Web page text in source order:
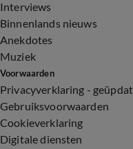
Interviews
Binnenlands nieuws
Anekdotes
Muziek
Voorwaarden
Privacyverklaring -
Gebruiksvoorwaarden
Cookieverklaring
Digitale diensten